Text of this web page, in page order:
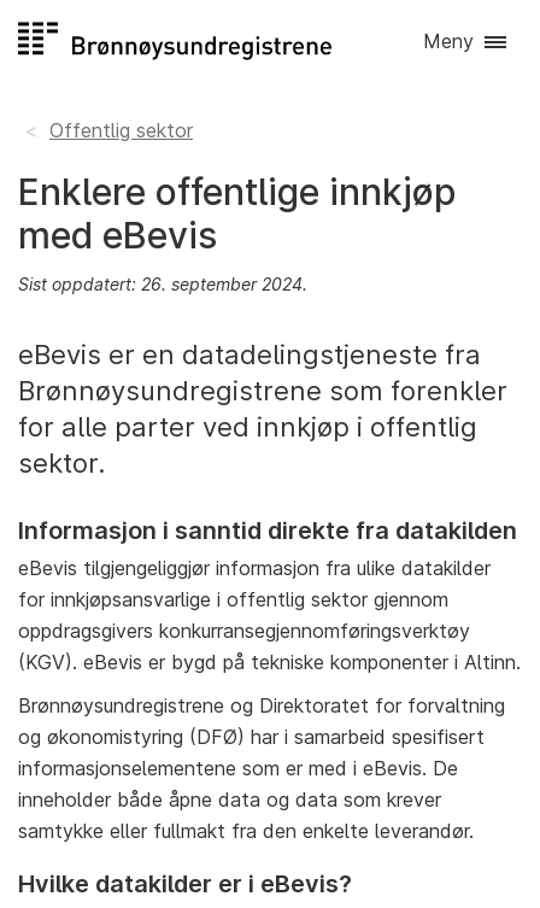
til
Meny
Offentlig sektor
Enklere offentlige innkjøp
med eBevis
Sist oppdatert: 26. september 2024.
eBevis er en datadelingstjeneste fra
Brønnøysundregistrene som forenkler
for alle parter ved innkjøp i offentlig
sektor.
Informasjon i sanntid direkte fra datakilden
eBevis tilgjengeliggjør informasjon fra ulike datakilder
for innkjøpsansvarlige i offentlig sektor gjennom
oppdragsgivers konkurransegjennomføringsverktøy
(KGV). eBevis er bygd på tekniske komponenter i Altinn.
Brønnøysundregistrene og Direktoratet for forvaltning
og økonomistyring (DFØ) har i samarbeid spesifisert
informasjonselementene som er med i eBevis. De
inneholder både åpne data og data som krever
samtykke eller fullmakt fra den enkelte leverandør.
Hvilke datakilder er i eBevis?